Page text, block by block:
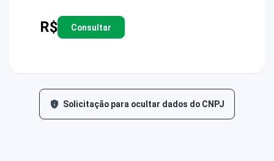
R$ Consultar
Solicitação para ocultar dados do CNPJ